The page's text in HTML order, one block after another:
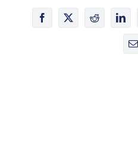
Facebook
X Reddit
E-